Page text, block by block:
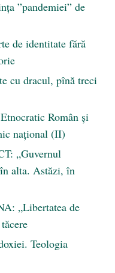
”pandemiei” de
de identitate fără
cu dracul, pînă treci
Român şi
naţional (II)
„Guvernul
alta. Astăzi, în
„Libertatea de
Teologia